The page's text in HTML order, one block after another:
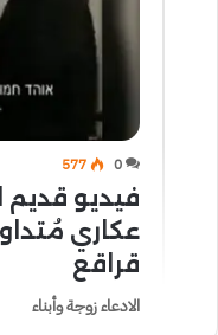
0
577
فيديو قديم
عكاري
قراقع
الادعاء زوجة وأبناء